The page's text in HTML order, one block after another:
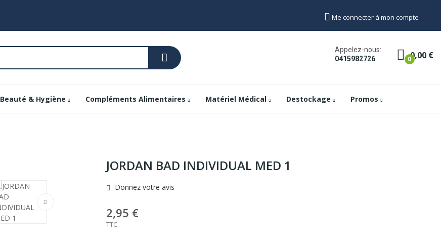
Me connecter à mon compte
Appelez-nous:
0415982726
0,00 €
0
Beauté & Hygiène Compléments Alimentaires Matériel Médical Destockage Promos
JORDAN BAD INDIVIDUAL MED 1
Donnez votre avis
2,95 €
TTC